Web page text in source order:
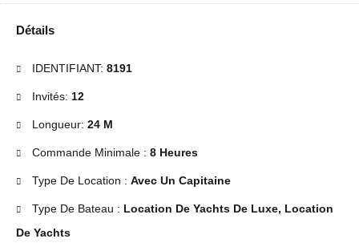
Détails
IDENTIFIANT: 8191
Invités: 12
Longueur: 24 M
Commande Minimale : 8 Heures
Type De Location : Avec Un Capitaine
Type De Bateau : Location De Yachts De Luxe, Location
De Yachts